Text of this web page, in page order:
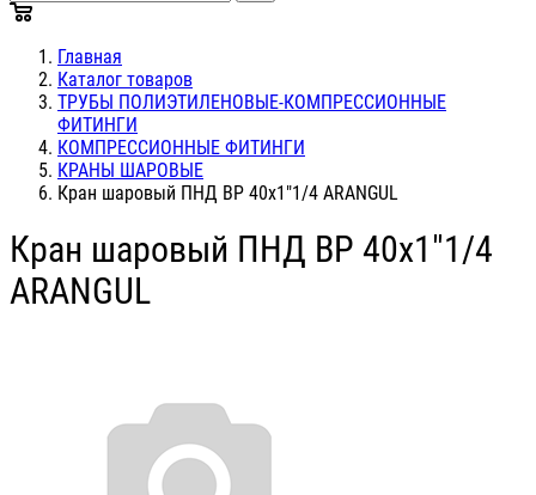
Главная
Каталог товаров
ТРУБЫ ПОЛИЭТИЛЕНОВЫЕ-КОМПРЕССИОННЫЕ
ФИТИНГИ
КОМПРЕССИОННЫЕ ФИТИНГИ
КРАНЫ ШАРОВЫЕ
Кран шаровый ПНД ВР 40х1"1/4 ARANGUL
Кран шаровый ПНД ВР 40х1"1/4
ARANGUL